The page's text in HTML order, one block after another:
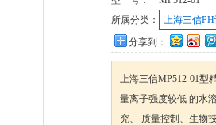
所属分类：
上海三信
分享到：
上海三信MP512-01型
量离子强度较低 的水
究、 质量控制、生物